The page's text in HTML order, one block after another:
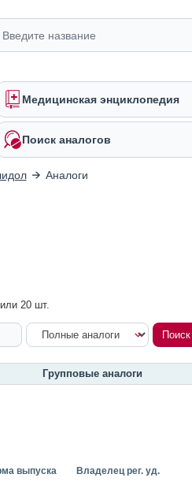
Медицинская энциклопедия
Поиск аналогов
Аналоги
20 шт.
Групповые аналоги
выпуска Владелец рег. уд.